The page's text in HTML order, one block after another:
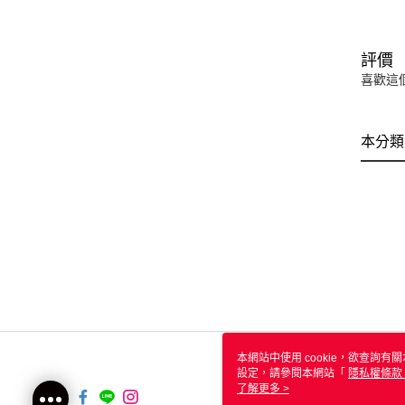
評價
喜歡這
本分
本網站中使用 cookie，欲查詢有
設定，請參閱本網站「 隱私權條款
使用 cookie。
了解更多 >